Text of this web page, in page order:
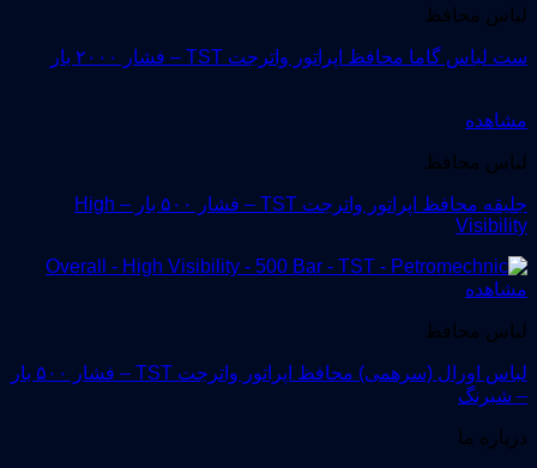
لباس محافظ
ست لباس گاما محافظ اپراتور واترجت TST – فشار ۲۰۰۰ بار
مشاهده
لباس محافظ
جلیقه محافظ اپراتور واترجت TST – فشار ۵۰۰ بار – High
Visibility
مشاهده
لباس محافظ
لباس اورال (سرهمی) محافظ اپراتور واترجت TST – فشار ۵۰۰ بار
– شبرنگ
درباره ما